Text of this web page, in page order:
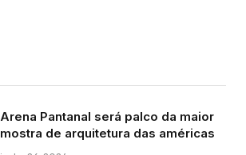
Arena Pantanal será palco da maior
mostra de arquitetura das américas